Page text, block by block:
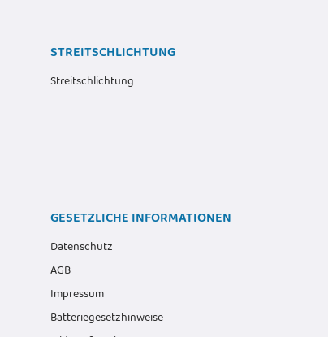
STREITSCHLICHTUNG
Streitschlichtung
GESETZLICHE INFORMATIONEN
Datenschutz
AGB
Impressum
Batteriegesetzhinweise